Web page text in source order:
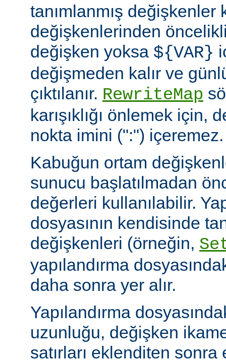
tanımlanmış değişkenler
değişkenlerinden
değişken yoksa ${VAR}
değişmeden kalır ve
çıktılanır. RewriteMap
karışıklığı önlemek için,
nokta imini (":") içeremez.
Kabuğun ortam
sunucu başlatılmadan
değerleri kullanılabilir.
dosyasının kendisinde
değişkenleri (örneğin,
yapılandırma
daha sonra yer alır.
Yapılandırma
uzunluğu, değişken
satırları eklenditen